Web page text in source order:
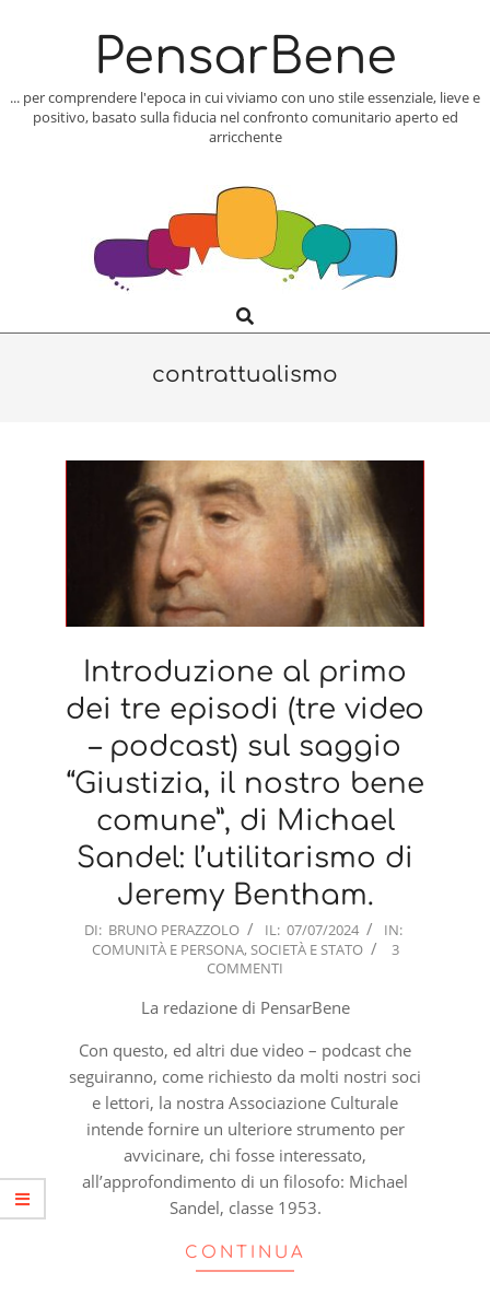
PensarBene
... per comprendere l'epoca in cui viviamo con uno stile essenziale, lieve e
positivo, basato sulla fiducia nel confronto comunitario aperto ed
arricchente
Navigation
Search
contrattualismo
Introduzione al primo
dei tre episodi (tre video
– podcast) sul saggio
“Giustizia, il nostro bene
comune”, di Michael
Sandel: l’utilitarismo di
Jeremy Bentham.
2024-
DI: BRUNO PERAZZOLO IL: 07/07/2024
IN:
COMUNITÀ E PERSONA, SOCIETÀ E STATO
3
COMMENTI
La redazione di PensarBene
Con questo, ed altri due video – podcast che
seguiranno, come richiesto da molti nostri soci
e lettori, la nostra Associazione Culturale
intende fornire un ulteriore strumento per
avvicinare, chi fosse interessato,
all’approfondimento di un filosofo: Michael
Sandel, classe 1953.
CONTINUA